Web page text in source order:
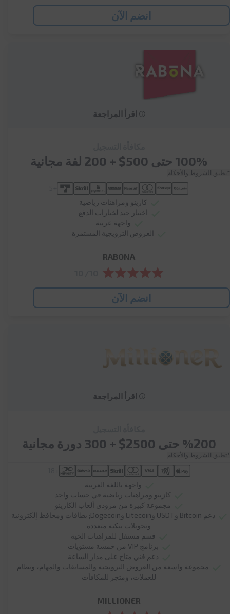
انضم الآن
اقرأ المراجعة
100% حتى 500$ + 200 لفة مجانية
*تطبق الشروط والأحكام
كازينو ومراهنات رياضية
اختيار جيد لخيارات الدفع
واجهة عربية
العروض الترويجية المستمرة
RABONA
انضم الآن
اقرأ المراجعة
%200 حتى 2500$ + 300 دورة مجانية
*تطبق الشروط والأحكام
واجهة باللغة العربية
كازينو ومراهنات رياضية في حساب واحد
مجموعة كبيرة من مزودي ألعاب الكازينو
دعم Bitcoin وUSDT وLitecoin وDogecoin; بطاقات ومحافظ إلكترونية
وتحويلات بنكية متعددة
قسم مستقل للمراهنات الحية
برنامج VIP من خمسة مستويات
دعم فني متاح على مدار الساعة
مجموعة واسعة من العروض الترويجية والمسابقات والمهام، ونظام
للعملات، ومتجر للمكافآت
MILLIONER